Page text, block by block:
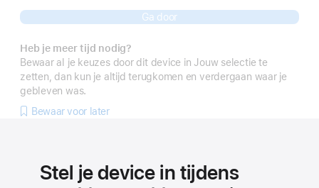
Ga door
Heb je meer tijd nodig?
Bewaar al je keuzes door dit device in Jouw selectie te
zetten, dan kun je altijd terugkomen en verdergaan waar je
gebleven was.
Bewaar voor later
Stel je device in tijdens